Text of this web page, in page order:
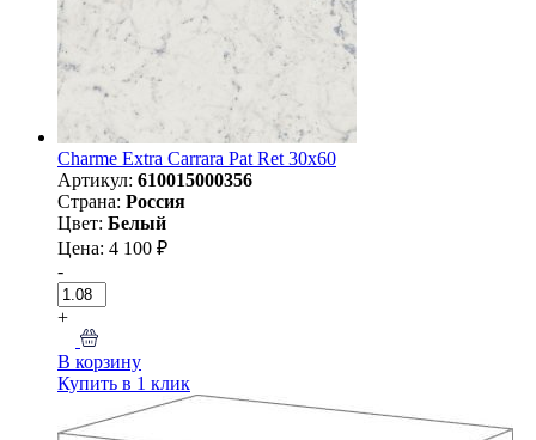
Charme Extra Carrara Pat Ret 30x60
Артикул: 610015000356
Страна: Россия
Цвет: Белый
Цена: 4 100 ₽
-
+
В корзину
Купить в 1 клик